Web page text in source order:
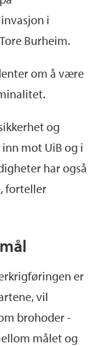
i
Burheim.
om å være
og
mot UiB og i
har også
forteller
er
vil
brohoder -
målet og